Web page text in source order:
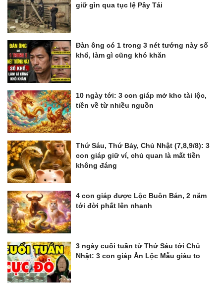
giữ gìn qua tục lệ Pây Tái
Đàn ông có 1 trong 3 nét tướng này số
khổ, làm gì cũng khó khăn
10 ngày tới: 3 con giáp mở kho tài lộc,
tiền về từ nhiều nguồn
Thứ Sáu, Thứ Bảy, Chủ Nhật (7,8,9/8): 3
con giáp giữ ví, chủ quan là mất tiền
không đáng
4 con giáp được Lộc Buôn Bán, 2 năm
tới đời phất lên nhanh
3 ngày cuối tuần từ Thứ Sáu tới Chủ
Nhật: 3 con giáp Ăn Lộc Mẫu giàu to